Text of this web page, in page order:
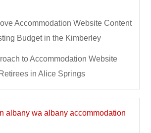
Accommodation Website Content
Budget in the Kimberley
to Accommodation Website
in Alice Springs
albany wa albany accommodation